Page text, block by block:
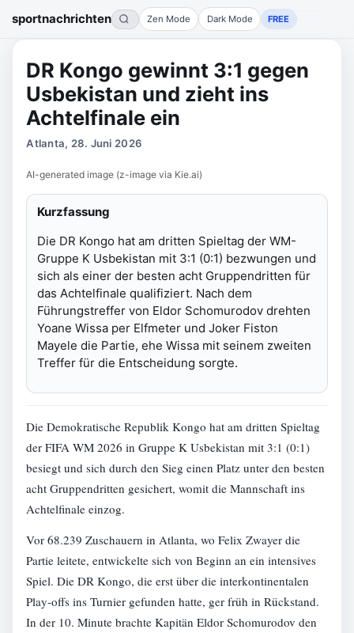
sportnachrichten Zen Mode Dark Mode FREE
DR Kongo gewinnt 3:1 gegen
Usbekistan und zieht ins
Achtelfinale ein
Atlanta, 28. Juni 2026
AI-generated image (z-image via Kie.ai)
Kurzfassung
Die DR Kongo hat am dritten Spieltag der WM-
Gruppe K Usbekistan mit 3:1 (0:1) bezwungen und
sich als einer der besten acht Gruppendritten für
das Achtelfinale qualifiziert. Nach dem
Führungstreffer von Eldor Schomurodov drehten
Yoane Wissa per Elfmeter und Joker Fiston
Mayele die Partie, ehe Wissa mit seinem zweiten
Treffer für die Entscheidung sorgte.
Die Demokratische Republik Kongo hat am dritten Spieltag
der FIFA WM 2026 in Gruppe K Usbekistan mit 3:1 (0:1)
besiegt und sich durch den Sieg einen Platz unter den besten
acht Gruppendritten gesichert, womit die Mannschaft ins
Achtelfinale einzog.
Vor 68.239 Zuschauern in Atlanta, wo Felix Zwayer die
Partie leitete, entwickelte sich von Beginn an ein intensives
Spiel. Die DR Kongo, die erst über die interkontinentalen
Play-offs ins Turnier gefunden hatte, ger früh in Rückstand.
In der 10. Minute brachte Kapitän Eldor Schomurodov den